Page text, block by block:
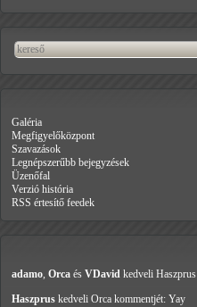
Galéria
Megfigyelőközpont
Szavazások
Legnépszerűbb bejegyzések
Üzenőfal
Verzió história
RSS értesítő feedek
adamo, Orca és VDavid kedveli Haszprus
Haszprus kedveli Orca kommentjét: Yay